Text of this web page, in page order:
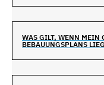
WAS GILT, WENN MEIN
BEBAUUNGSPLANS